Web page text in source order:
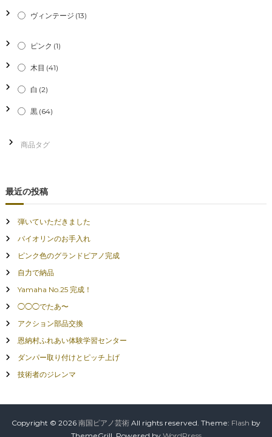
ヴィンテージ (13)
ピンク (1)
木目 (41)
白 (2)
黒 (64)
最近の投稿
弾いていただきました
バイオリンのお手入れ
ピンク色のグランドピアノ完成
自力で納品
Yamaha No.25 完成！
◯◯◯でたあ〜
アクション部品交換
恩納村ふれあい体験学習センター
ダンパー取り付けとピッチ上げ
技術者のジレンマ
Copyright © 2026 南国ピアノ芸術 All rights reserved. Theme: Flash by